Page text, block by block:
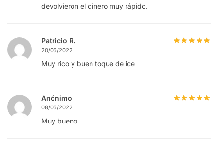
devolvieron el dinero muy rápido.
Patricio R.
20/05/2022
Muy rico y buen toque de ice
Anónimo
08/05/2022
Muy bueno